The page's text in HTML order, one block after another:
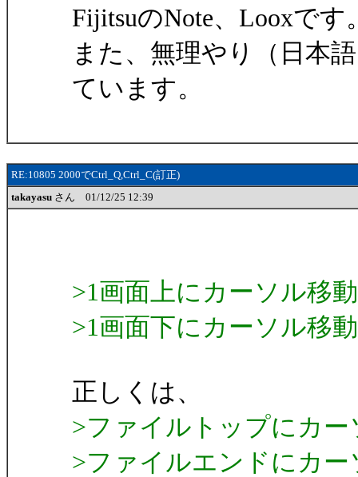
FijitsuのNote、Looxです
また、無理やり（日本
ています。
RE:10805 2000でCtrl_Q,Ctrl_C(訂正)
takayasu さん 01/12/25 12:39
>1画面上にカーソル移
>1画面下にカーソル移
正しくは、
>ファイルトップにカー
>ファイルエンドにカー